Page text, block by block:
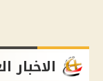
الاخبار